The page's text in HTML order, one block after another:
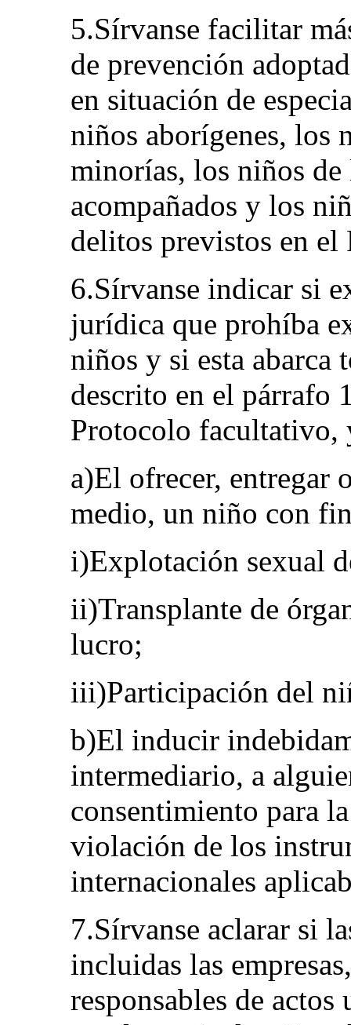
5.Sírvanse facilitar
de prevención
en situación de
niños aborígenes, los
minorías, los niños
acompañados y los
delitos previstos en
6.Sírvanse indicar si
jurídica que prohíba
niños y si esta abarca
descrito en el párrafo
Protocolo facultativo,
a)El ofrecer, entregar
medio, un niño con
i)Explotación sexual
ii)Transplante de
lucro;
iii)Participación del
b)El inducir
intermediario, a
consentimiento para
violación de los
internacionales
7.Sírvanse aclarar si
incluidas las
responsables de